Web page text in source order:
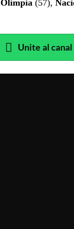
Olimpia (57),
Unite al